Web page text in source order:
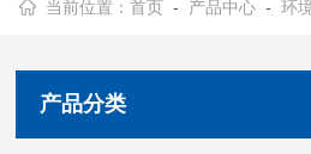
当前位置：首页 - 产品中心 -环
产品分类